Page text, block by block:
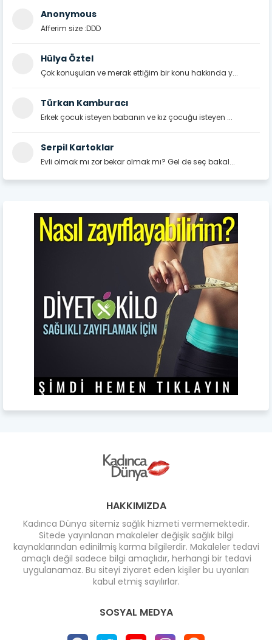
Anonymous
Afferim size :DDD
Hülya Öztel
Çok konuşulan ve merak ettiğim bir konu hakkında y...
Türkan Kamburacı
Erkek çocuk isteyen babanın ve kız çocuğu isteyen ...
Serpil Kartoklar
Evli olmak mı zor bekar olmak mı? Gel de seç bakal...
HAKKIMIZDA
Kadınca Dünya sitemiz sağlık hizmeti vermemektedir.
Sitede yayınlanan makaleler değişik sağlık bilgi
kaynaklarından edinilmiş karma bilgilerdir. Makaleler tedavi
amaçlı değil sadece bilgi amaçlıdır, herhangi bir tedavi
uygulanamaz. Bu siteyi ziyaret eden kişiler bu uyarıları
kabul etmiş sayılırlar.
SOSYAL MEDYA